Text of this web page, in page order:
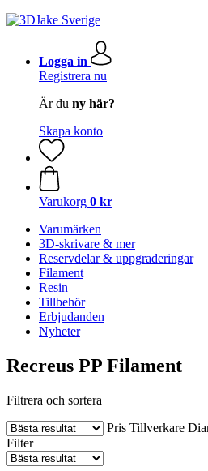
Logga in
Registrera nu
Är du ny här?
Skapa konto
Varukorg 0 kr
Varumärken
3D-skrivare & mer
Reservdelar & uppgraderingar
Filament
Resin
Tillbehör
Erbjudanden
Nyheter
Recreus PP Filament
Filtrera och sortera
Pris Tillverkare
Filter